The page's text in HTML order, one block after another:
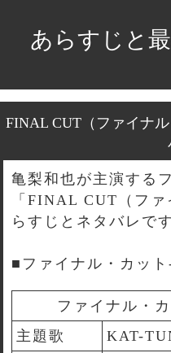
あらすじと
FINAL CUT（ファイナ
亀梨和也が主演する
「FINAL CUT（フ
らすじとネタバレです
■ファイナル・カッ
ファイナル・
主題歌
KAT-